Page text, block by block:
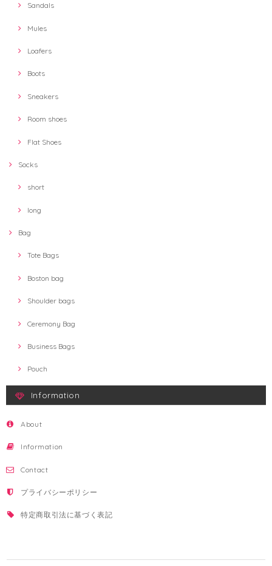
Sandals
Mules
Loafers
Boots
Sneakers
Room shoes
Flat Shoes
Socks
short
long
Bag
Tote Bags
Boston bag
Shoulder bags
Ceremony Bag
Business Bags
Pouch
Information
About
Information
Contact
プライバシーポリシー
特定商取引法に基づく表記